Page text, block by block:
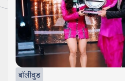
बॉलीवुड